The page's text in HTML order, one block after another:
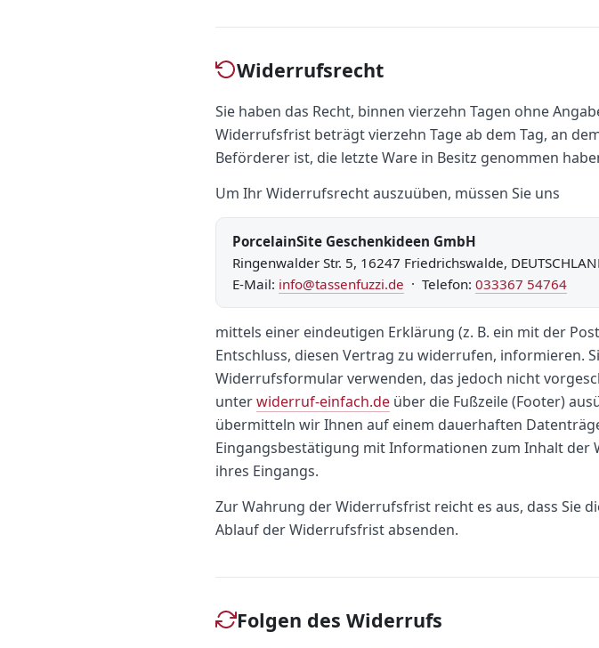
Widerrufsrecht
Sie haben das Recht, binnen vierzehn Tagen ohne
Widerrufsfrist beträgt vierzehn Tage ab dem Tag, an
Beförderer ist, die letzte Ware in Besitz genommen
Um Ihr Widerrufsrecht auszuüben, müssen Sie uns
PorcelainSite Geschenkideen GmbH
Ringenwalder Str. 5, 16247 Friedrichswalde,
E-Mail: info@tassenfuzzi.de · Telefon: 033367 54764
mittels einer eindeutigen Erklärung (z. B. ein mit der
Entschluss, diesen Vertrag zu widerrufen, informieren.
Widerrufsformular verwenden, das jedoch nicht
unterwiderruf-einfach.de über die Fußzeile (Footer)
übermitteln wir Ihnen auf einem dauerhaften
Eingangsbestätigung mit Informationen zum Inhalt
ihres Eingangs.
Zur Wahrung der Widerrufsfrist reicht es aus, dass Sie
Ablauf der Widerrufsfrist absenden.
Folgen des Widerrufs